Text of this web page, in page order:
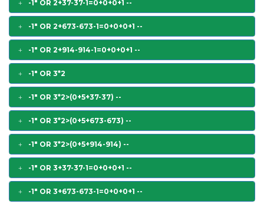
-1" OR 2+37-37-1=0+0+0+1 --
-1" OR 2+673-673-1=0+0+0+1 --
-1" OR 2+914-914-1=0+0+0+1 --
-1" OR 3*2
-1" OR 3*2>(0+5+37-37) --
-1" OR 3*2>(0+5+673-673) --
-1" OR 3*2>(0+5+914-914) --
-1" OR 3+37-37-1=0+0+0+1 --
-1" OR 3+673-673-1=0+0+0+1 --